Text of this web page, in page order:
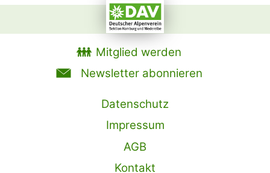
Mitglied werden
Newsletter abonnieren
Datenschutz
Impressum
AGB
Kontakt